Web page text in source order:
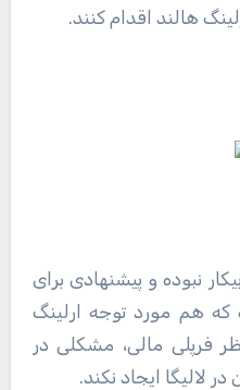
هالند اقدام کنند.
نبوده و پیشنهادی برای
که هم مورد توجه ارلینگ
فرپلی مالی، مشکلی در
لالیگا ایجاد نکند.